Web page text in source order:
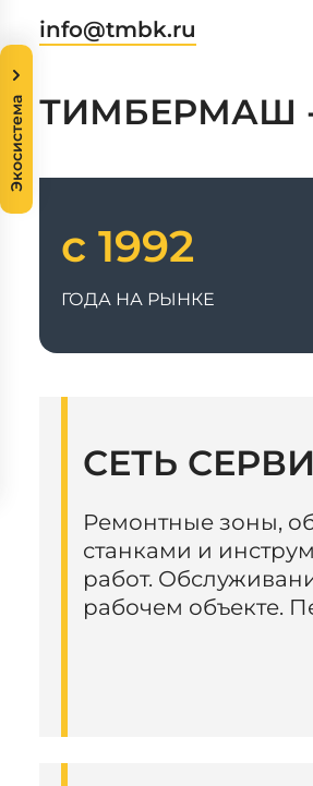
info@tmbk.ru
ТИМБЕРМАШ
с 1992
ГОДА НА РЫНКЕ
СЕТЬ
Ремонтные зоны,
станками и
работ.
рабочем объекте.
Экосистема